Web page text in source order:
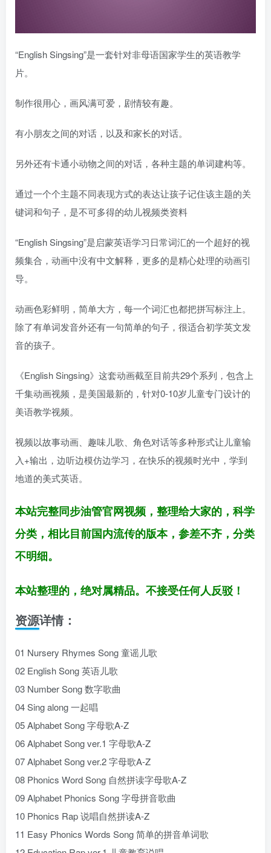
“English Singsing”是一套针对非母语国家学生的英语教学
片。
制作很用心，画风满可爱，剧情较有趣。
有小朋友之间的对话，以及和家长的对话。
另外还有卡通小动物之间的对话，各种主题的单词建构等。
通过一个个主题不同表现方式的表达让孩子记住该主题的关
键词和句子，是不可多得的幼儿视频类资料
“English Singsing”是启蒙英语学习日常词汇的一个超好的视
频集合，动画中没有中文解释，更多的是精心处理的动画引
导。
动画色彩鲜明，简单大方，每一个词汇也都把拼写标注上。
除了有单词发音外还有一句简单的句子，很适合初学英文发
音的孩子。
《English Singsing》这套动画截至目前共29个系列，包含上
千集动画视频，是美国最新的，针对0-10岁儿童专门设计的
美语教学视频。
视频以故事动画、趣味儿歌、角色对话等多种形式让儿童输
入+输出，边听边模仿边学习，在快乐的视频时光中，学到
地道的美式英语。
本站完整同步油管官网视频，整理给大家的，科学
分类，相比目前国内流传的版本，参差不齐，分类
不明细。
本站整理的，绝对属精品。 不接受任何人反驳！
资源详情：
01 Nursery Rhymes Song 童谣儿歌
02 English Song 英语儿歌
03 Number Song 数字歌曲
04 Sing along 一起唱
05 Alphabet Song 字母歌A-Z
06 Alphabet Song ver.1 字母歌A-Z
07 Alphabet Song ver.2 字母歌A-Z
08 Phonics Word Song 自然拼读字母歌A-Z
09 Alphabet Phonics Song 字母拼音歌曲
10 Phonics Rap 说唱自然拼读A-Z
11 Easy Phonics Words Song 简单的拼音单词歌